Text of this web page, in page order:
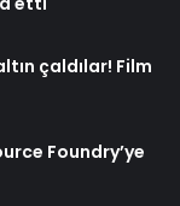
çaldılar! Film
Foundry’ye